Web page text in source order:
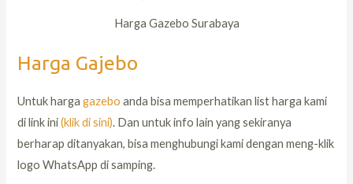
Harga Gazebo Surabaya
Harga Gajebo
Untuk hargagazebo anda bisa memperhatikan list harga kami
di link ini(klik di sini). Dan untuk info lain yang sekiranya
berharap ditanyakan, bisa menghubungi kami dengan meng-klik
logo WhatsApp di samping.